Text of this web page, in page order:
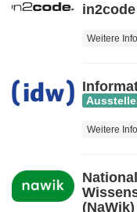
in2code
Weitere
Weitere
(NaWik)